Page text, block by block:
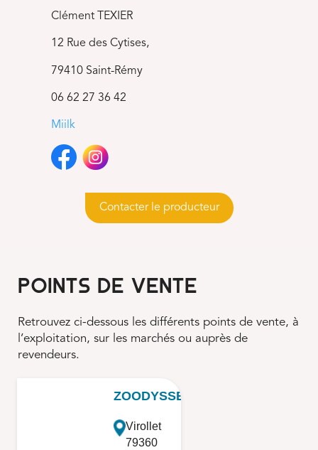
Clément TEXIER
12 Rue des Cytises,
79410 Saint-Rémy
06 62 27 36 42
Miilk
Contacter le producteur
POINTS DE VENTE
Retrouvez ci-dessous les différents points de vente, à
l’exploitation, sur les marchés ou auprès de
revendeurs.
ZOODYSSÉE
Virollet
79360